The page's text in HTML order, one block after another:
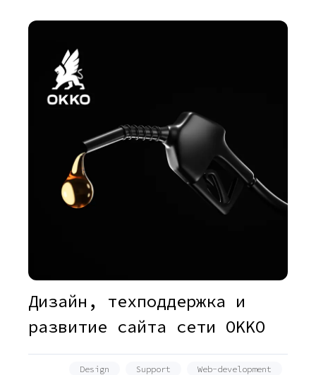
Дизайн, техподдержка и
развитие сайта сети OKKO
Design Support Web-development